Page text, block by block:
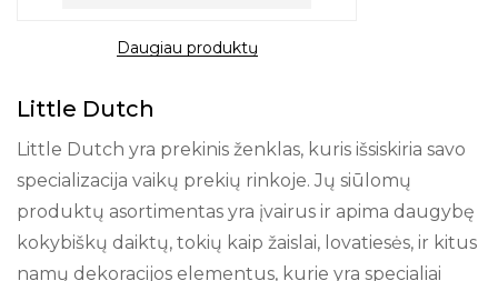
Daugiau produktų
Little Dutch
Little Dutch yra prekinis ženklas, kuris išsiskiria savo
specializacija vaikų prekių rinkoje. Jų siūlomų
produktų asortimentas yra įvairus ir apima daugybę
kokybiškų daiktų, tokių kaip žaislai, lovatiesės, ir kitus
namų dekoracijos elementus, kurie yra specialiai